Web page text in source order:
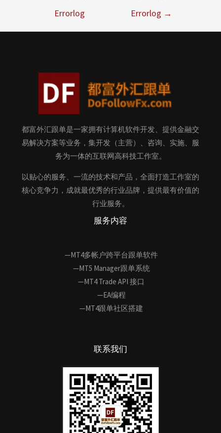
Errorlog
Errorlog →
都富外汇跟单是一家拥有计算机软件开发、提供金融交
易解决方案等业务，集开发（主营）、咨询、实施、服
务为一体的互联网高科技工作室。
以贴心的服务、一流的技术和产品，全面打造工作室的
核心竞争力，成就最优秀的行业品牌，提供最有价值的
行业服务。
服务内容
—MT4多帐户跨平台跟单软件
—MT5 Manager跟单系统
—MT4 Trade API 接口
—EA编程
—MT4跟单社区搭建
联系我们